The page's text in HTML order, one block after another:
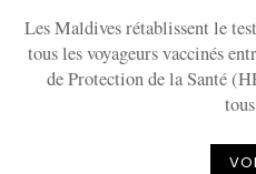
Les Maldives rétablissent le
tous les voyageurs vaccinés
de Protection de la Santé